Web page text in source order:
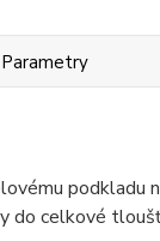
Parametry
podkladu
do celkové